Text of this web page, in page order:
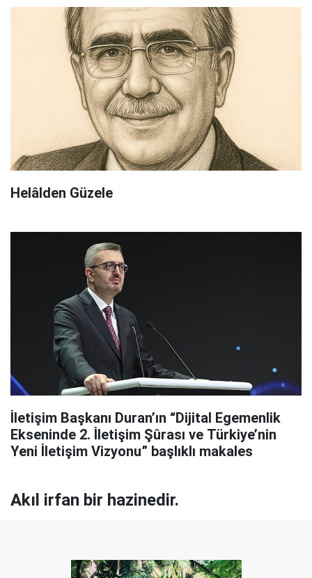
Helâlden Güzele
İletişim Başkanı Duran’ın “Dijital Egemenlik
Ekseninde 2. İletişim Şûrası ve Türkiye’nin
Yeni İletişim Vizyonu” başlıklı makales
Akıl irfan bir hazinedir.